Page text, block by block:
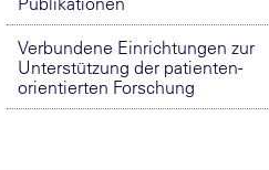
Verbundene Einrichtungen zur
Unterstützung der patienten-
orientierten Forschung